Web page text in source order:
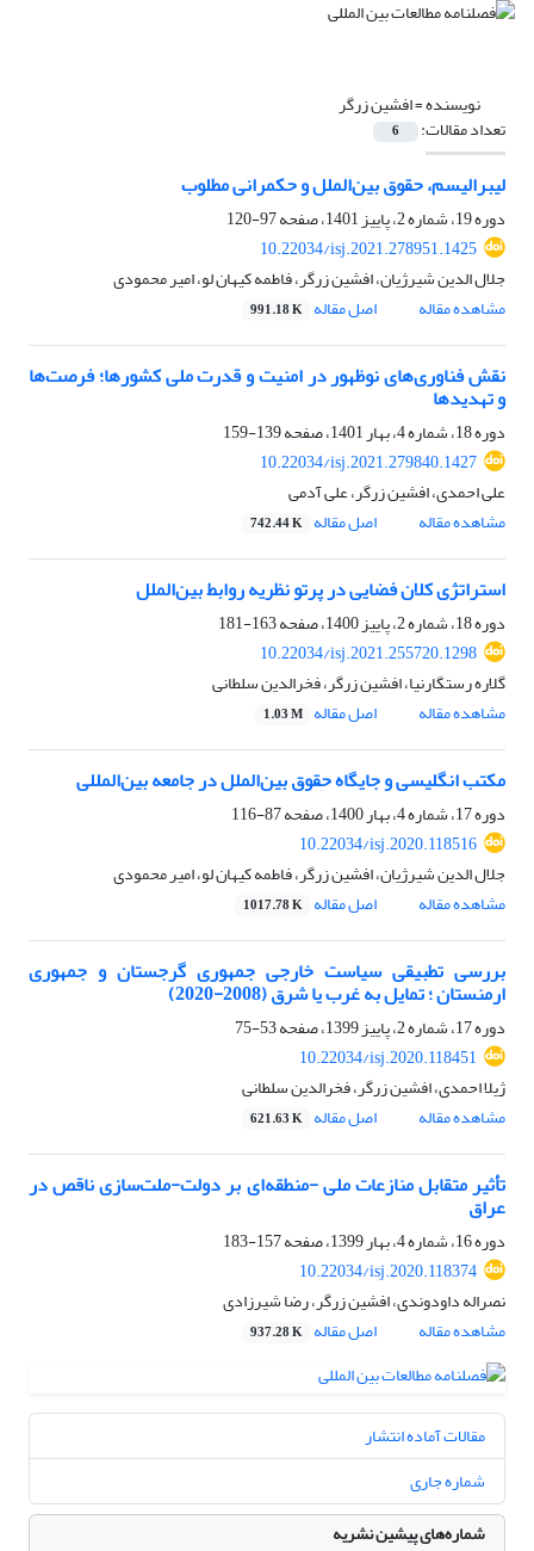
نویسنده =افشین زرگر
تعداد مقالات: 6
لیبرالیسم، حقوق بین‌الملل و حکمرانی مطلوب
دوره 19، شماره 2، پاییز 1401، صفحه
97-120
10.22034/isj.2021.278951.1425
جلال الدین شیرژیان، افشین زرگر، فاطمه کیهان لو، امیر محمودی
مشاهده مقاله
اصل مقاله 991.18 K
نقش فناوری‌های نوظهور در امنیت و قدرت ملی کشورها؛ فرصت‌ها
و تهدیدها
دوره 18، شماره 4، بهار 1401، صفحه
139-159
10.22034/isj.2021.279840.1427
علی احمدی، افشین زرگر، علی آدمی
مشاهده مقاله
اصل مقاله 742.44 K
استراتژی کلان فضایی در پرتو نظریه روابط بین‌الملل
دوره 18، شماره 2، پاییز 1400، صفحه
163-181
10.22034/isj.2021.255720.1298
گلاره رستگارنیا، افشین زرگر، فخرالدین سلطانی
مشاهده مقاله
اصل مقاله 1.03 M
مکتب انگلیسی و جایگاه حقوق بین‌الملل در جامعه بین‌المللی
دوره 17، شماره 4، بهار 1400، صفحه
87-116
10.22034/isj.2020.118516
جلال الدین شیرژیان، افشین زرگر، فاطمه کیهان لو، امیر محمودی
مشاهده مقاله
اصل مقاله 1017.78 K
بررسی تطبیقی سیاست خارجی جمهوری گرجستان و جمهوری
ارمنستان ؛ تمایل به غرب یا شرق (2008-2020)
دوره 17، شماره 2، پاییز 1399، صفحه
53-75
10.22034/isj.2020.118451
ژیلا احمدی، افشین زرگر، فخرالدین سلطانی
مشاهده مقاله
اصل مقاله 621.63 K
تأثیر متقابل منازعات ملی -منطقه‎‌ای بر دولت-ملت‎‌سازی ناقص در
عراق
دوره 16، شماره 4، بهار 1399، صفحه
157-183
10.22034/isj.2020.118374
نصراله داودوندی، افشین زرگر، رضا شیرزادی
مشاهده مقاله
اصل مقاله 937.28 K
مقالات آماده انتشار
شماره جاری
شماره‌های پیشین نشریه